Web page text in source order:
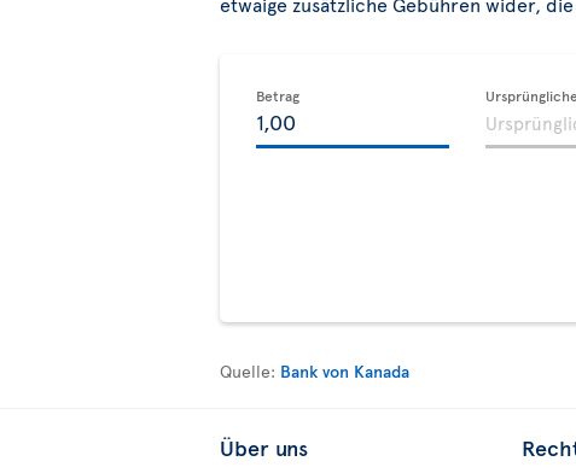
Betrag
Quelle: Bank von Kanada
Über uns